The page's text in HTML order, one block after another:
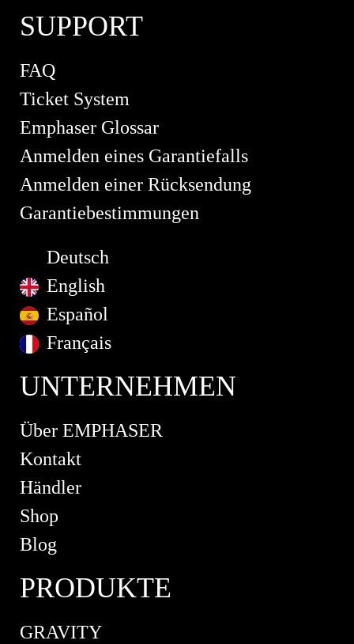
SUPPORT
FAQ
Ticket System
Emphaser Glossar
Anmelden eines Garantiefalls
Anmelden einer Rücksendung
Garantiebestimmungen
Deutsch
English
Español
Français
UNTERNEHMEN
Über EMPHASER
Kontakt
Händler
Shop
Blog
PRODUKTE
GRAVITY